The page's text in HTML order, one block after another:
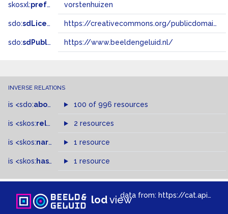
skosxl:prefLabel vorstenhuizen
sdo:sdLicense https://creativecommons.org/publicdomain/zero/1.0/
sdo:sdPublisher https://www.beeldengeluid.nl/
INVERSE RELATIONS
is <sdo:about of 100 of 996 resources
is <skos:related > of2 resources
is <skos:narrowMatch >of
1 resource
is <skos: hasTopConcept >of
1 resource
lodviewdata from: https://cat.apis.beeldengeluid.nl/sparql